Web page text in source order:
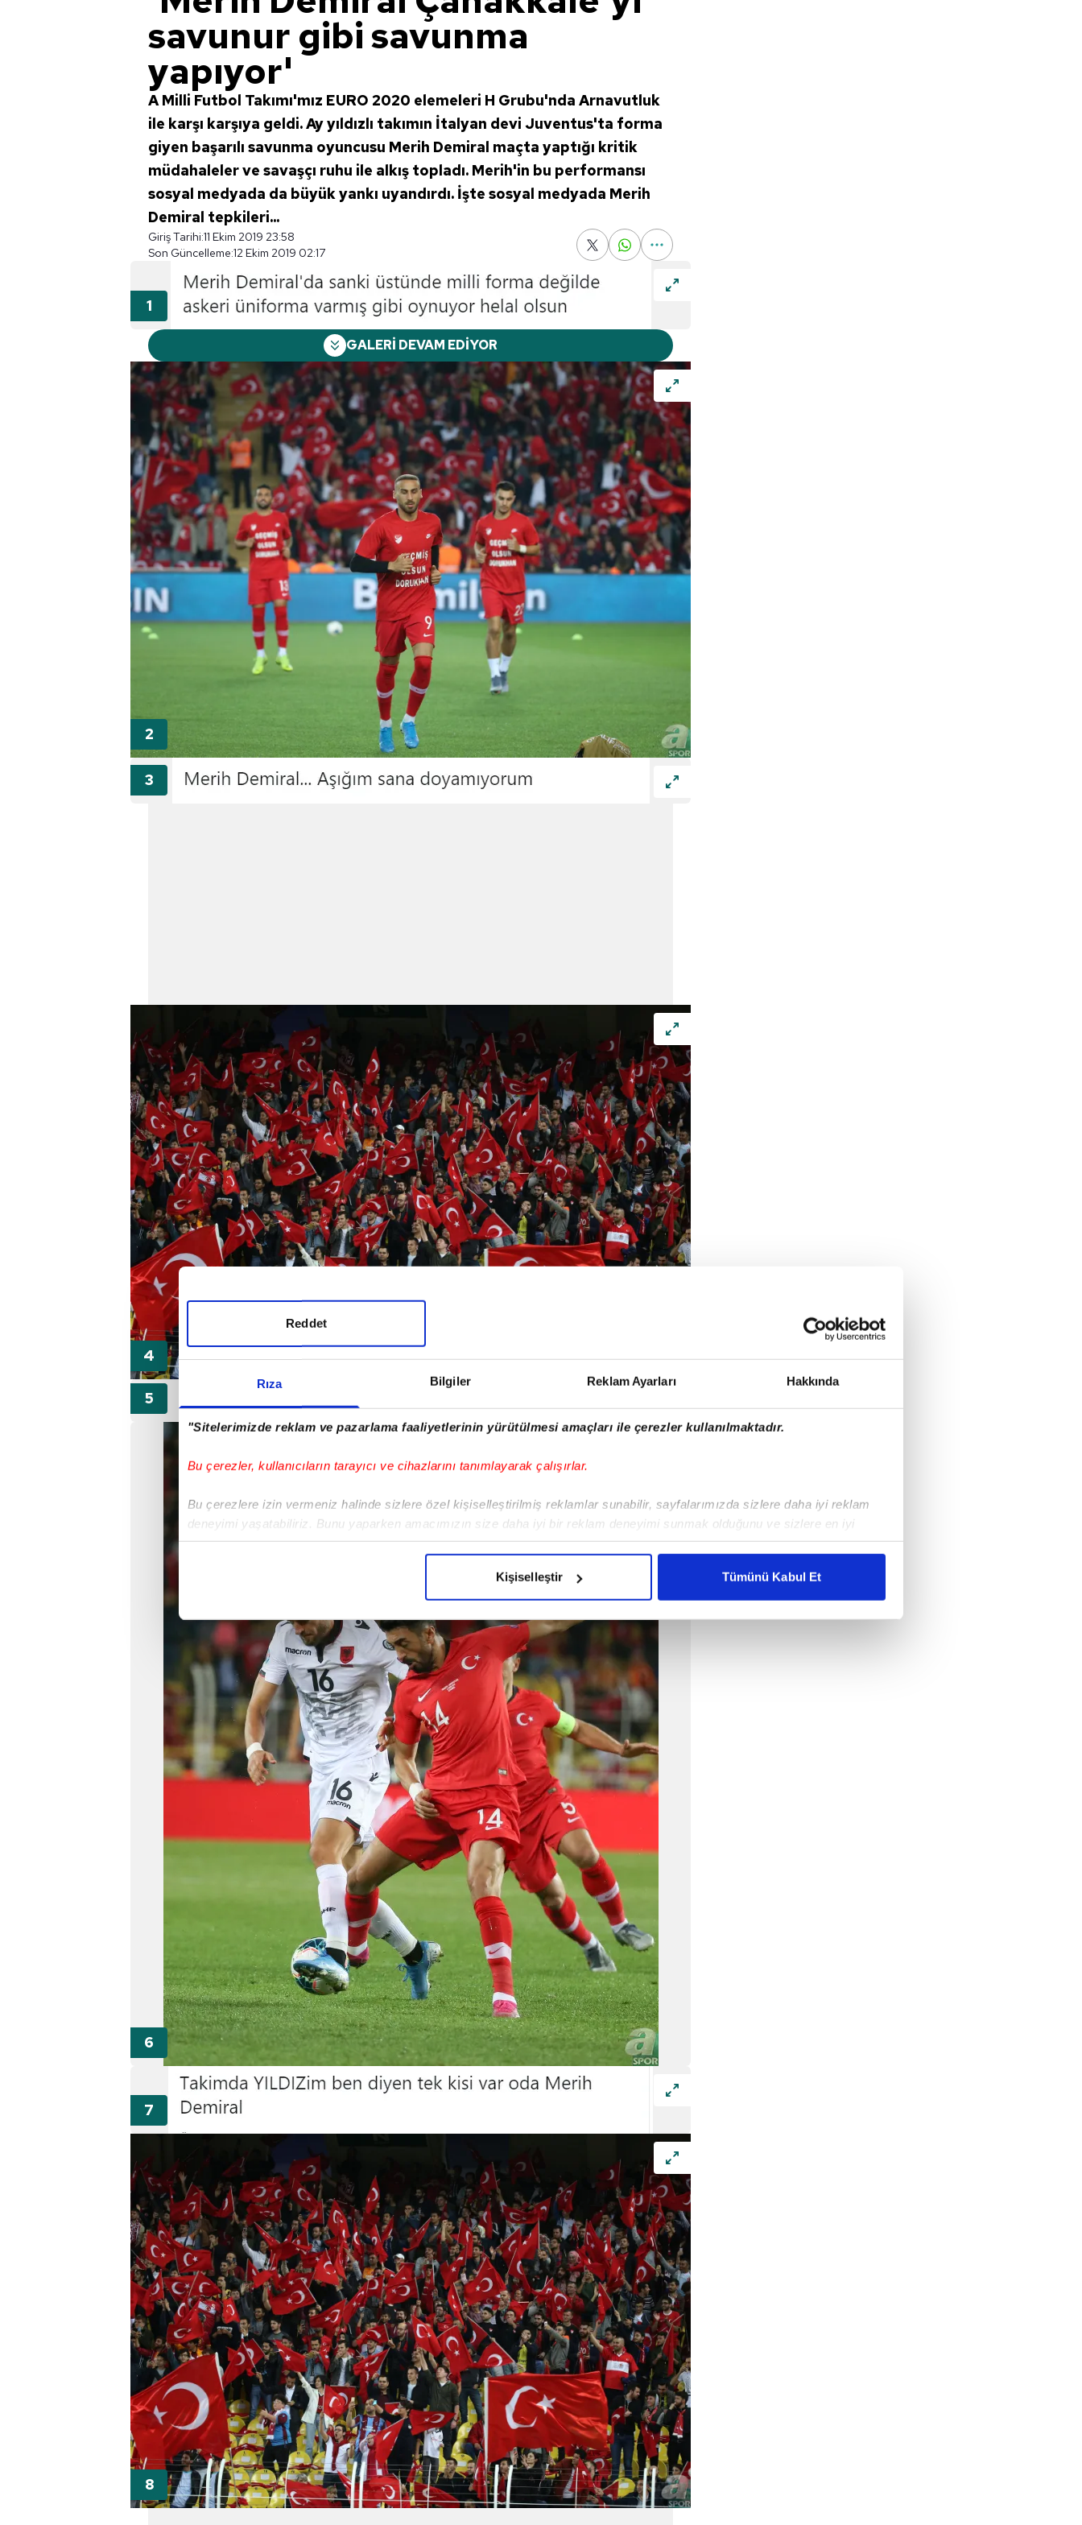
Rıza Bilgiler Reklam Ayarları Hakkında
"Sitelerimizde reklam ve pazarlama faaliyetlerinin yürütülmesi amaçları ile çerezler kullanılmaktadır.
Bu çerezler, kullanıcıların tarayıcı ve cihazlarını tanımlayarak çalışırlar.
Bu çerezlere izin vermeniz halinde sizlere özel kişiselleştirilmiş reklamlar sunabilir, sayfalarımızda sizlere daha iyi reklam
deneyimi yaşatabiliriz. Bunu yaparken amacımızın size daha iyi bir reklam deneyimi sunmak olduğunu ve sizlere en iyi
içerikleri sunabilmek adına elimizden gelen çabayı gösterdiğimizi ve bu noktada, reklamların maliyetlerimizi karşılamak
Her halükârda, kullanıcılar, bu çerezlere izin vermedikleri takdirde, kullanıcılara hedefli reklamlar gösterilmeyecektir."
Sizlere daha iyi bir hizmet sunabilmek için İnternet Sitemizde kendimize ve üçüncü kişilere ait çerezler kullanılmaktadır. Bu
çerezler vasıtasıyla çeşitli kişisel verileriniz işlenmekte olup gerekli olan çerezler bilgi toplumu hizmetlerinin sunulması
amacıyla kullanılmaktadır. Diğer çerezler, sitemizin daha işlevsel kılınması ve kişiselleştirilmesi ve sizlere yönelik
reklam/pazarlama faaliyetlerinin yapılması, amaçlarıyla sınırlı olarak açık rızanız dahilinde kullanılacaktır.
Çerezlere ilişkin tercihlerinizi aşağıda yer alan panel vasıtasıyla belirleyebilirsiniz. Çerezlere ilişkin detaylı bilgi için Ayarlar
butonuna tıklayabilir,Çerez Bilgilendirme Metnimizi ziyaret edebilirsiniz.
6698 sayılı Kişisel Verilerin Korunması Kanunu uyarınca hazırlanmış Aydınlatma Metnimizi okumak ve sitemizde ilgili
mevzuata uygun olarak kullanılan çerezlerle ilgili bilgi almak için lütfen
Reddet
Kişiselleştir Tümünü Kabul Et
savunur gibi savunma
yapıyor'
A Milli Futbol Takımı'mız EURO 2020 elemeleri H Grubu'nda Arnavutluk
ile karşı karşıya geldi. Ay yıldızlı takımın İtalyan devi Juventus'ta forma
giyen başarılı savunma oyuncusu Merih Demiral maçta yaptığı kritik
müdahaleler ve savaşçı ruhu ile alkış topladı. Merih'in bu performansı
sosyal medyada da büyük yankı uyandırdı. İşte sosyal medyada Merih
Demiral tepkileri...
Giriş Tarihi:11 Ekim 2019 23:58
Son Güncelleme:12 Ekim 2019 02:17
GALERİ DEVAM EDİYOR